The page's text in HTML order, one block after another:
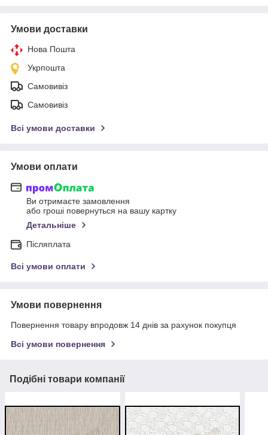
Умови доставки
Нова Пошта
Укрпошта
Самовивіз
Самовивіз
Всі умови доставки
Умови оплати
Ви отримаєте замовлення
або гроші повернуться на вашу картку
Детальніше
Післяплата
Всі умови оплати
Умови повернення
Повернення товару впродовж 14 днів за рахунок покупця
Всі умови повернення
Подібні товари компанії